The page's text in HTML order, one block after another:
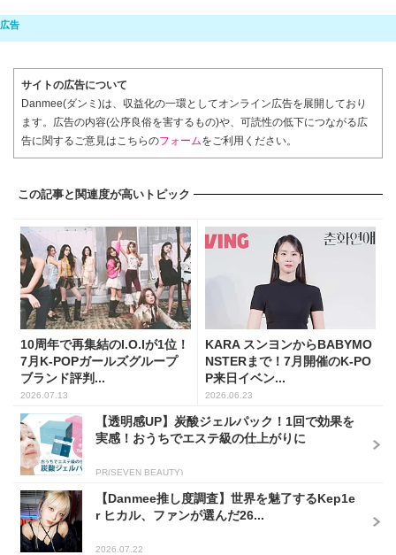
サイトの広告について
Danmee(ダンミ)は、収益化の一環としてオンライン広告を展開しており
ます。広告の内容(公序良俗を害するもの)や、可読性の低下につながる広
告に関するご意見はこちらのフォームをご利用ください。
この記事と関連度が高いトピック
10周年で再集結のI.O.Iが1位！
7月K-POPガールズグループ
ブランド評判...
2026.07.13
KARA スンヨンからBABYMO
NSTERまで！7月開催のK-PO
P来日イベン...
2026.06.23
【透明感UP】炭酸ジェルパック！1回で効果を
実感！おうちでエステ級の仕上がりに
PR(SEVEN BEAUTY)
【Danmee推し度調査】世界を魅了するKep1e
r ヒカル、ファンが選んだ26...
2026.07.22